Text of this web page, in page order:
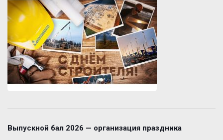
Выпускной бал 2026 — организация праздника